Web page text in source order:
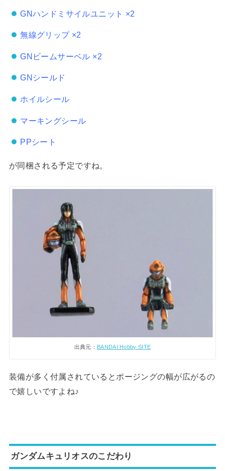
GNハンドミサイルユニット ×2
無線グリップ ×2
GNビームサーベル ×2
GNシールド
ホイルシール
マーキングシール
PPシート
が同梱される予定ですね。
出典元： BANDAI Hobby SITE
装備が多く付属されているとポージングの幅が広がるの
で嬉しいですよね♪
ガンダムキュリオスのこだわり